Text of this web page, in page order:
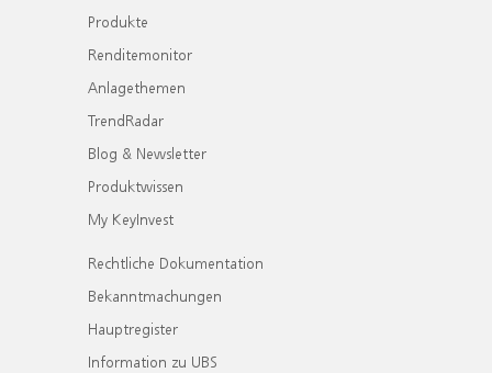
Produkte
Renditemonitor
Anlagethemen
TrendRadar
Blog & Newsletter
Produktwissen
My KeyInvest
Rechtliche Dokumentation
Bekanntmachungen
Hauptregister
Information zu UBS